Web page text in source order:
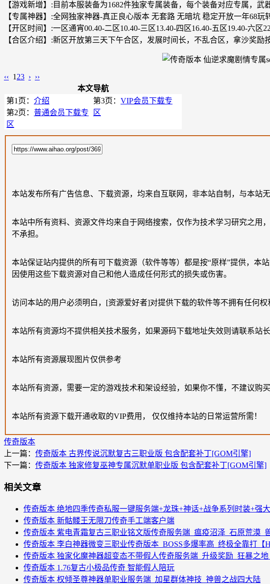
【游戏新增】:目前本服装备为1682件独家专属装备，每个装备对应专属，武
【专属神器】:全网独家神器-真正良心版本 无套路 无暗坑 稳定开放一年68玩
【开区时间】:一区通宵00.40-二区10.40-三区13.40-四区16.40-五区19.40-六区
【合区介绍】:新区开放第三天下午合区，发展时间长，不乱合区，拿沙奖励
‹‹ 1 23 › ››
本文导航
第1页： 介绍
第2页： 普通会员下载专
区
第3页： VIP会员下载专
区
本站发布所有广告信息、下载资源，均来自互联网，非本站自制，与本站
本站中所有资料、资源文件均来自于网络搜索，仅作为技术学习研究之用
不承担。
本站保证站内提供的所有可下载资源（软件等等）都是按“原样”提供，
因使用这些下载资源对自己和他人造成任何形式的损失或伤害。
访问本站的用户必须明白，[资源爱好者]对提供下载的软件等不拥有任何权
本站所有资源均不提供相关技术服务，如果源码下载地址失效则请联系站长
本站所有资源展现图片仅供参考
本站所有资源，需要一定的游戏技术和架设经验，如果你不懂，不建议购
本站所有资源下载开通收取的VIP费用， 仅仅维持本站的日常运营所需！
传奇版本
上一篇： 传奇版本 古界传说沉默复古三职业版 包含配套补丁[GOM引擎]
下一篇： 传奇版本 独家修复巫神专属沉默单职业版 包含配套补丁[GOM引擎]
相关文章
传奇版本 绝地四季传奇私服一键服务端+龙珠+神话+战争系列时装+强
传奇版本 新骷髅王无限刀传奇手工端客户端
传奇版本 紫电青霜复古三职业铭文版传奇服务端_瘟疫沼泽_石原荒漠_
传奇版本 李白神器微变三职业传奇版本_BOSS多爆率高_终极全靠打【
传奇版本 独家化魔神器超变态不带假人传奇服务端_升级奖励_狂暴之地
传奇版本 1.76复古小极品传奇 智能假人陪玩
传奇版本 权倾圣尊神器单职业服务端_加星群体神技_神兽之战四大陆